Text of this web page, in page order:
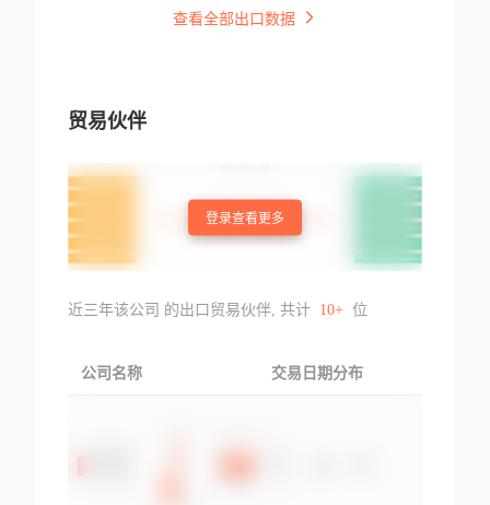
查看全部出口数据
贸易伙伴
登录查看更多
近三年该公司 的出口贸易伙伴, 共计 10+ 位
公司名称 交易日期分布